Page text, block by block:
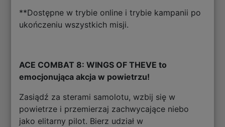
**Dostępne w trybie online i trybie kampanii po
ukończeniu wszystkich misji.
ACE COMBAT 8: WINGS OF THEVE to
emocjonująca akcja w powietrzu!
Zasiądź za sterami samolotu, wzbij się w
powietrze i przemierzaj zachwycające niebo
jako elitarny pilot. Bierz udział w